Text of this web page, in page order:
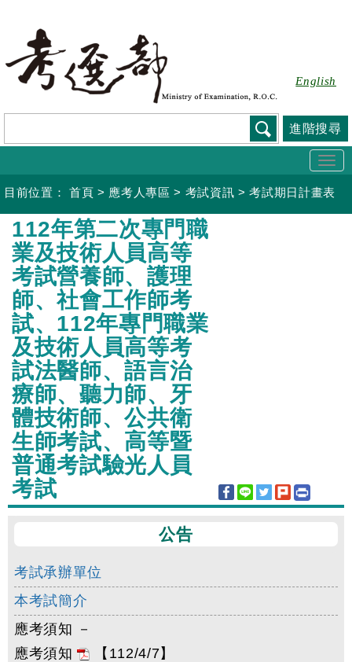
要
容
English
進階搜尋
目前位置： 首頁 > 應考人專區 > 考試資訊 >考試期日計畫表
:::
112年第二次專門職
業及技術人員高等
考試營養師、護理
師、社會工作師考
試、112年專門職業
及技術人員高等考
試法醫師、語言治
療師、聽力師、牙
體技術師、公共衛
生師考試、高等暨
普通考試驗光人員
考試
公告
考試承辦單位
本考試簡介
應考須知 －
應考須知
【112/4/7】